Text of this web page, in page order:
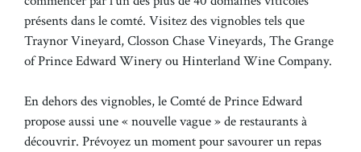
présents dans le comté. Visitez des vignobles tels que
Traynor Vineyard, Closson Chase Vineyards, The Grange
of Prince Edward Winery ou Hinterland Wine Company.
En dehors des vignobles, le Comté de Prince Edward
propose aussi une « nouvelle vague » de restaurants à
découvrir. Prévoyez un moment pour savourer un repas